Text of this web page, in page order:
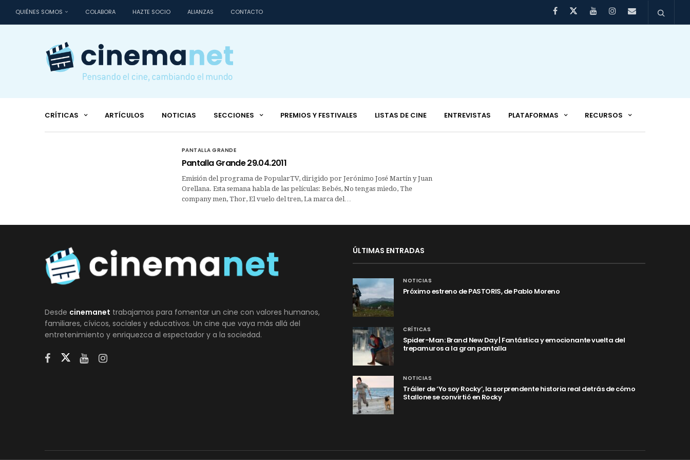
QUIÉNES SOMOS COLABORA HAZTE SOCIO ALIANZAS CONTACTO
CRÍTICAS ARTÍCULOS NOTICIAS SECCIONES PREMIOS Y FESTIVALES LISTAS DE CINE ENTREVISTAS PLATAFORMAS RECURSOS
PANTALLA GRANDE
Pantalla Grande 29.04.2011
Emisión del programa de PopularTV, dirigido por Jerónimo José Martín y Juan
Orellana. Esta semana habla de las películas: Bebés, No tengas miedo, The
company men, Thor, El vuelo del tren, La marca del…
Desde cinemanet trabajamos para fomentar un cine con valores humanos,
familiares, cívicos, sociales y educativos. Un cine que vaya más allá del
entretenimiento y enriquezca al espectador y a la sociedad.
ÚLTIMAS ENTRADAS
NOTICIAS
Próximo estreno de PASTORIS, de Pablo Moreno
CRÍTICAS
Spider-Man: Brand New Day | Fantástica y emocionante vuelta del
trepamuros a la gran pantalla
NOTICIAS
Tráiler de ‘Yo soy Rocky’, la sorprendente historia real detrás de cómo
Stallone se convirtió en Rocky